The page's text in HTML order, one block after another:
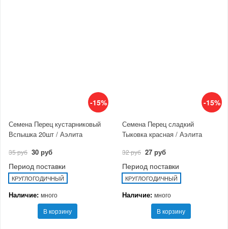
-15%
Семена Перец кустарниковый
Вспышка 20шт / Аэлита
35 руб 30 руб
Период поставки
КРУГЛОГОДИЧНЫЙ
Наличие: много
В корзину
-15%
Семена Перец сладкий
Тыковка красная / Аэлита
32 руб 27 руб
Период поставки
КРУГЛОГОДИЧНЫЙ
Наличие: много
В корзину